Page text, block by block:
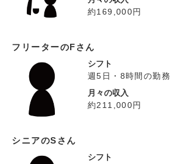
約169,000円
フリーターのFさん
シフト
週5日・8時間の勤務
月々の収入
約211,000円
シニアのSさん
シフト